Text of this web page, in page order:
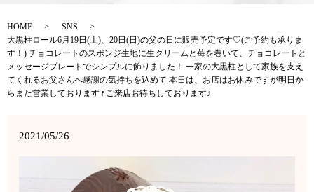
HOME
SNS
大黒柱ロール6月19日(土)、20日(日)の父の日に販売予定です♡(ご予約も承りま
す！) チョコレートのスポンジ生地に生クリームと苺を巻いて、チョコレートと
メッセージプレートでシンプルに飾りました！ 一家の大黒柱として家族を支え
てくれるお父さんへ感謝の気持ちを込めて 本日は、お店はお休みですが明日か
らまた営業しております‍♀️ご来店お待ちしております♪
2021/05/26